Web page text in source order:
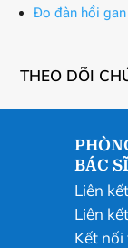
Đo đàn hồi gan
THEO DÕI
BÁC
Liên
Liên
Kết nối